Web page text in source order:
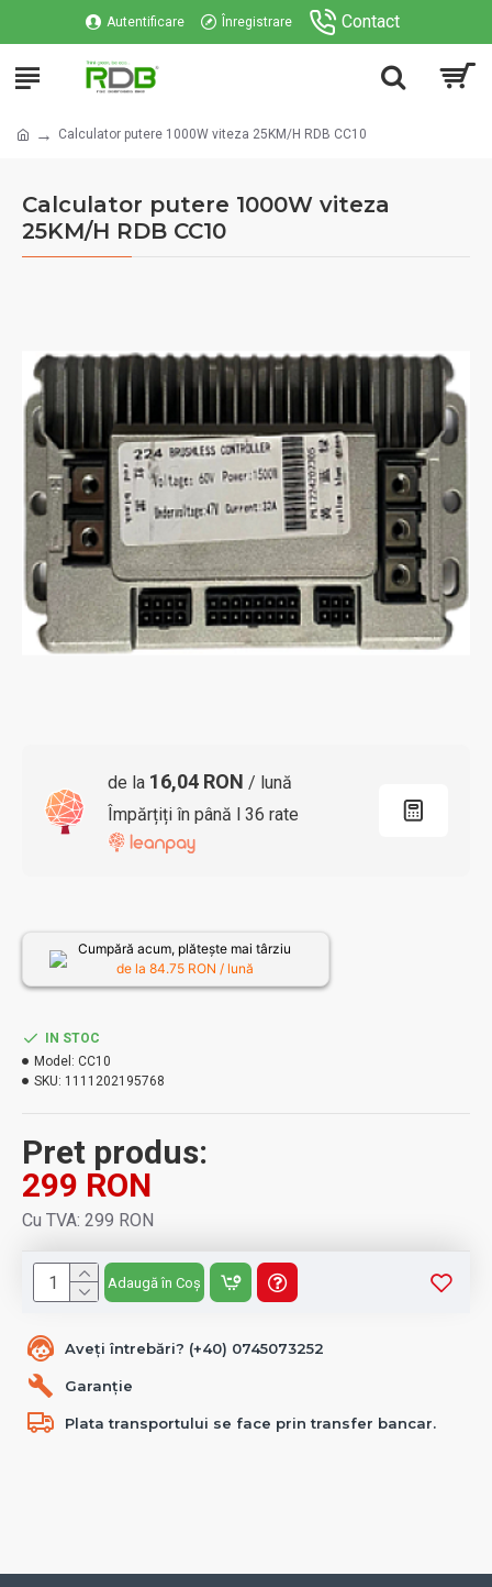
Autentificare Înregistrare Contact
Calculator putere 1000W viteza 25KM/H RDB CC10
Calculator putere 1000W viteza
25KM/H RDB CC10
de la 16,04 RON / lună
Împărțiți în până l 36 rate
Aveți întrebări? (+40) 0745073252
Garanție
Plata transportului se face prin transfer bancar.
Pret produs:
299 RON
Cu TVA: 299 RON
IN STOC
Model: CC10
SKU: 1111202195768
Adaugă în Coș
Cumpără acum, plătește mai târziu
de la 84.75RON / lună